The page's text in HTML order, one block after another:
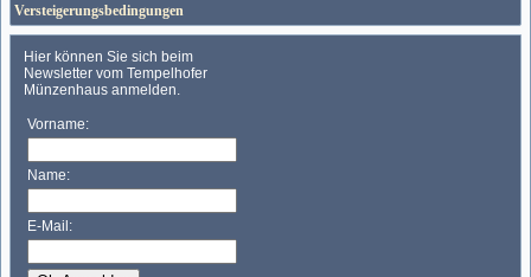
Versteigerungsbedingungen